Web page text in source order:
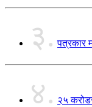
३. पत्रकार
४. २५